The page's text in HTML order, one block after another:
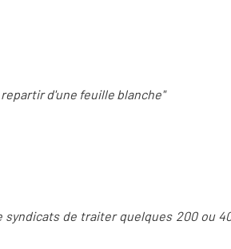
d'une feuille blanche"
syndicats de traiter quelques 200 ou